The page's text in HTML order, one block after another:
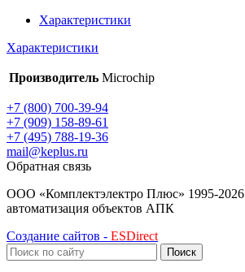
Характеристики
Характеристики
Производитель Microchip
+7 (800) 700-39-94
+7 (909) 158-89-61
+7 (495) 788-19-36
mail@keplus.ru
Обратная связь
ООО «Комплектэлектро Плюс» 1995-2026
автоматизация объектов АПК
Создание сайтов - ESDirect
Поиск